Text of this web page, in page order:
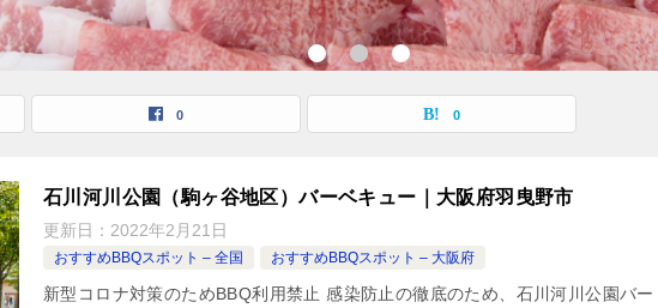
0 0
石川河川公園（駒ヶ谷地区）バーベキュー｜大阪府羽曳野市
更新日： 2022年2月21日
おすすめBBQスポット – 全国 おすすめBBQスポット – 大阪府
新型コロナ対策のためBBQ利用禁止 感染防止の徹底のため、石川河川公園バー